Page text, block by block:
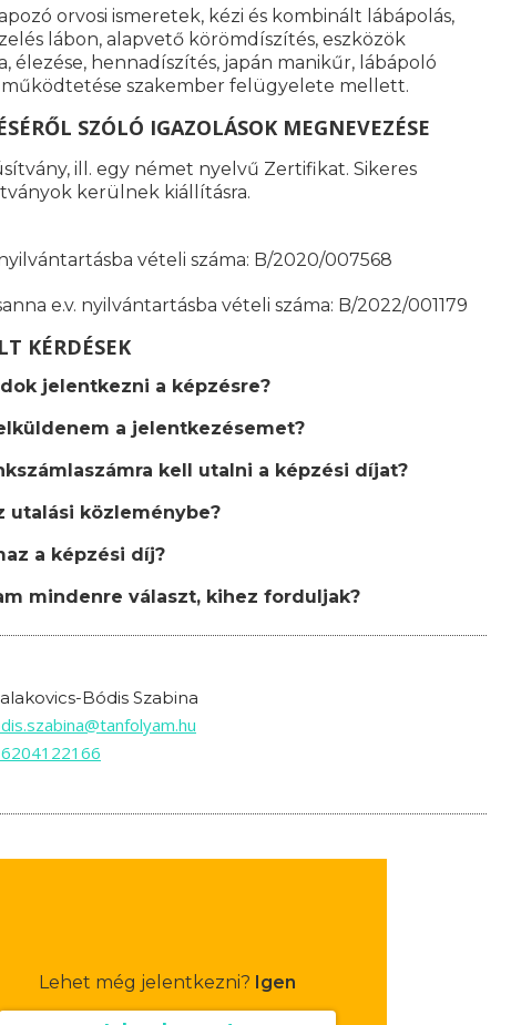
orvosi ismeretek, kézi és kombinált lábápolás,
lábon, alapvető körömdíszítés, eszközök
élezése, hennadíszítés, japán manikűr, lábápoló
működtetése szakember felügyelete mellett.
SZÓLÓ IGAZOLÁSOK MEGNEVEZÉSE
ill. egy német nyelvű Zertifikat. Sikeres
kerülnek kiállításra.
vételi száma: B/2020/007568
e.v. nyilvántartásba vételi száma: B/2022/001179
KÉRDÉSEK
jelentkezni a képzésre?
a jelentkezésemet?
kell utalni a képzési díjat?
utalási közleménybe?
a képzési díj?
mindenre választ, kihez forduljak?
Bódis Szabina
Lehet még jelentkezni? Igen